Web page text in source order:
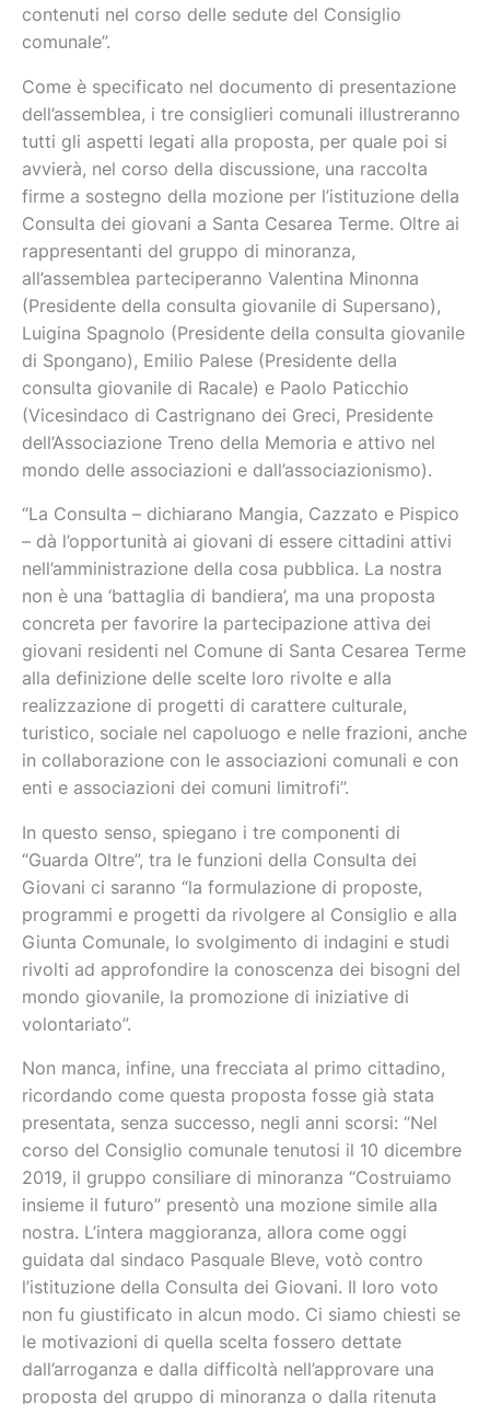
contenuti nel corso delle sedute del Consiglio
comunale”.
Come è specificato nel documento di presentazione
dell’assemblea, i tre consiglieri comunali illustreranno
tutti gli aspetti legati alla proposta, per quale poi si
avvierà, nel corso della discussione, una raccolta
firme a sostegno della mozione per l’istituzione della
Consulta dei giovani a Santa Cesarea Terme. Oltre ai
rappresentanti del gruppo di minoranza,
all’assemblea parteciperanno Valentina Minonna
(Presidente della consulta giovanile di Supersano),
Luigina Spagnolo (Presidente della consulta giovanile
di Spongano), Emilio Palese (Presidente della
consulta giovanile di Racale) e Paolo Paticchio
(Vicesindaco di Castrignano dei Greci, Presidente
dell’Associazione Treno della Memoria e attivo nel
mondo delle associazioni e dall’associazionismo).
“La Consulta – dichiarano Mangia, Cazzato e Pispico
– dà l’opportunità ai giovani di essere cittadini attivi
nell’amministrazione della cosa pubblica. La nostra
non è una ‘battaglia di bandiera’, ma una proposta
concreta per favorire la partecipazione attiva dei
giovani residenti nel Comune di Santa Cesarea Terme
alla definizione delle scelte loro rivolte e alla
realizzazione di progetti di carattere culturale,
turistico, sociale nel capoluogo e nelle frazioni, anche
in collaborazione con le associazioni comunali e con
enti e associazioni dei comuni limitrofi”.
In questo senso, spiegano i tre componenti di
“Guarda Oltre”, tra le funzioni della Consulta dei
Giovani ci saranno “la formulazione di proposte,
programmi e progetti da rivolgere al Consiglio e alla
Giunta Comunale, lo svolgimento di indagini e studi
rivolti ad approfondire la conoscenza dei bisogni del
mondo giovanile, la promozione di iniziative di
volontariato”.
Non manca, infine, una frecciata al primo cittadino,
ricordando come questa proposta fosse già stata
presentata, senza successo, negli anni scorsi: “Nel
corso del Consiglio comunale tenutosi il 10 dicembre
2019, il gruppo consiliare di minoranza “Costruiamo
insieme il futuro” presentò una mozione simile alla
nostra. L’intera maggioranza, allora come oggi
guidata dal sindaco Pasquale Bleve, votò contro
l’istituzione della Consulta dei Giovani. Il loro voto
non fu giustificato in alcun modo. Ci siamo chiesti se
le motivazioni di quella scelta fossero dettate
dall’arroganza e dalla difficoltà nell’approvare una
proposta del gruppo di minoranza o dalla ritenuta